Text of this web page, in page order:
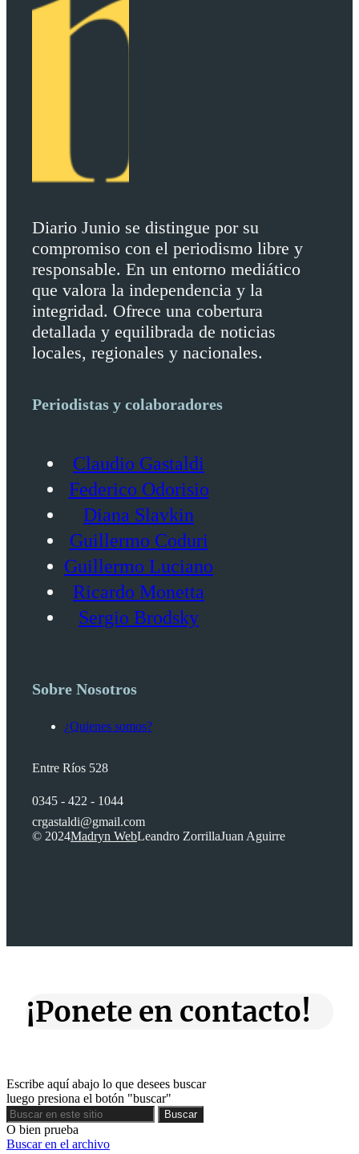
Diario Junio se distingue por su
compromiso con el periodismo libre y
responsable. En un entorno mediático
que valora la independencia y la
integridad. Ofrece una cobertura
detallada y equilibrada de noticias
locales, regionales y nacionales.
Periodistas y colaboradores
Claudio Gastaldi
Federico Odorisio
Diana Slavkin
Guillermo Coduri
Guillermo Luciano
Ricardo Monetta
Sergio Brodsky
Sobre Nosotros
¿Quienes somos?
Entre Ríos 528
0345 - 422 - 1044
crgastaldi@gmail.com
© 2024Madryn WebLeandro ZorrillaJuan Aguirre
¡Ponete en contacto!
Escribe aquí abajo lo que desees buscar
luego presiona el botón "buscar"
Buscar
Buscar
O bien prueba
Buscar en el archivo